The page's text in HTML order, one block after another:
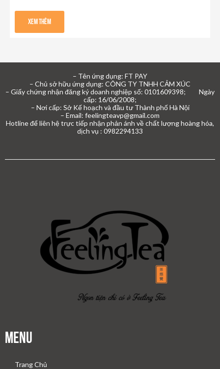
Xem Thêm
– Tên ứng dụng: FT PAY
– Chủ sở hữu ứng dụng: CÔNG TY TNHH CẢM XÚC
– Giấy chứng nhận đăng ký doanh nghiệp số: 0101609398; Ngày
cấp: 16/06/2008;
– Nơi cấp: Sở Kế hoạch và đầu tư Thành phố Hà Nội
– Email: feelingteavp@gmail.com
Hotline để liên hệ trực tiếp nhận phản ánh về chất lượng hoàng hóa,
dịch vụ : 0982294133
Menu
Trang Chủ